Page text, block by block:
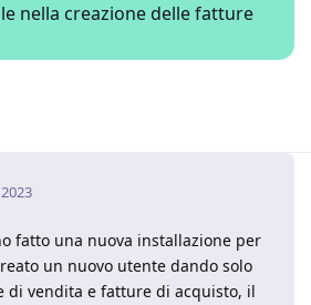
nella creazione delle fatture
fatto una nuova installazione per
un nuovo utente dando solo
di vendita e fatture di acquisto, il